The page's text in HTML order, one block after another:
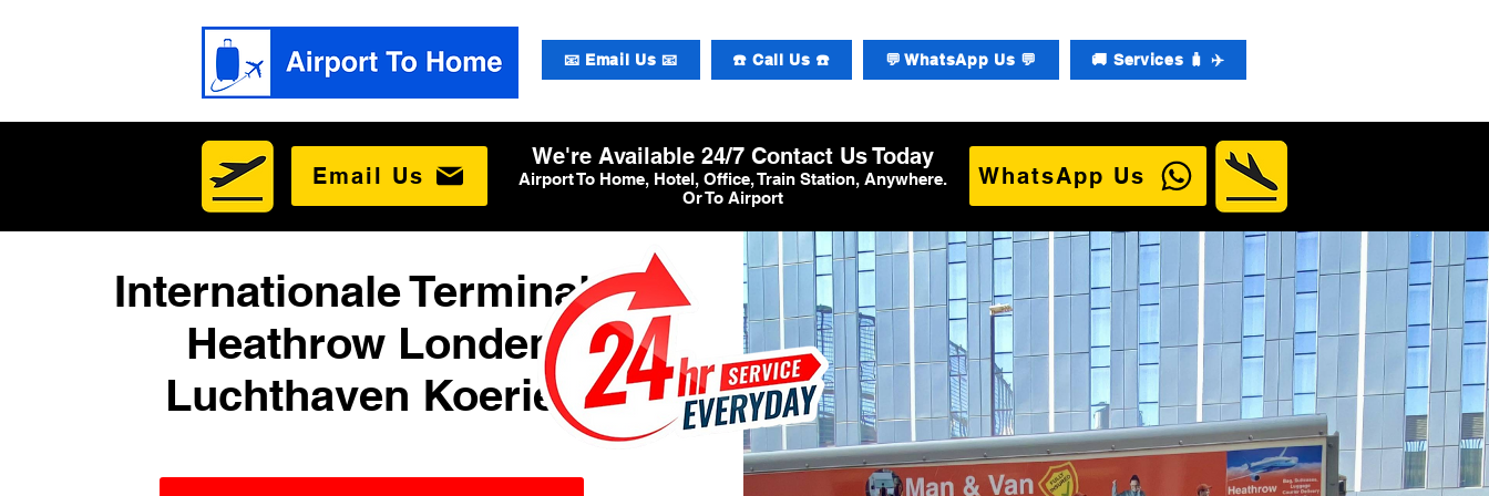
📧 Email Us 📧 ☎️ Call Us ☎️ 💬 WhatsApp Us 💬 🚚 Services 🧳 ✈️
Email Us
We're Available 24/7 Contact Us Today
Airport To Home, Hotel, Office, Train Station, Anywhere.
Or To Airport
WhatsApp Us
Internationale Terminal 2
Heathrow Londen
Luchthaven Koerier